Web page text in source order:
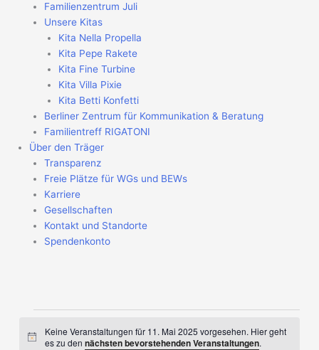
Familienzentrum Juli
Unsere Kitas
Kita Nella Propella
Kita Pepe Rakete
Kita Fine Turbine
Kita Villa Pixie
Kita Betti Konfetti
Berliner Zentrum für Kommunikation & Beratung
Familientreff RIGATONI
Über den Träger
Transparenz
Freie Plätze für WGs und BEWs
Karriere
Gesellschaften
Kontakt und Standorte
Spendenkonto
für
Hinweis
Keine Veranstaltungen für 11. Mai 2025 vorgesehen. Hier geht
es zu den nächsten bevorstehenden Veranstaltungen.